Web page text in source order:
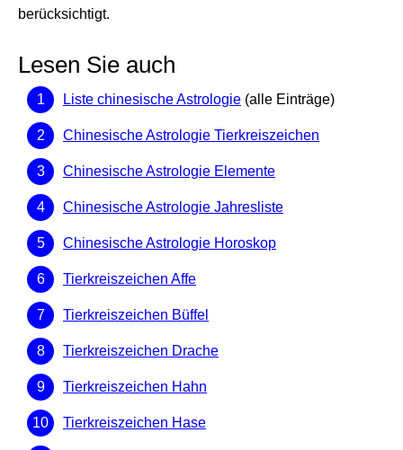
berücksichtigt.
Lesen Sie auch
Liste chinesische Astrologie (alle Einträge)
Chinesische Astrologie Tierkreiszeichen
Chinesische Astrologie Elemente
Chinesische Astrologie Jahresliste
Chinesische Astrologie Horoskop
Tierkreiszeichen Affe
Tierkreiszeichen Büffel
Tierkreiszeichen Drache
Tierkreiszeichen Hahn
Tierkreiszeichen Hase